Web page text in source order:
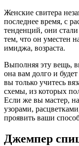
Женские свитера
последнее время, с
тенденций, они
тем, что он уместен
имиджа, возраста.
Выполняя эту вещь,
она вам долго и
вы только учитесь
схемы, из которых
Если же вы мастер,
узорами,
проявить ваши
Джемпер